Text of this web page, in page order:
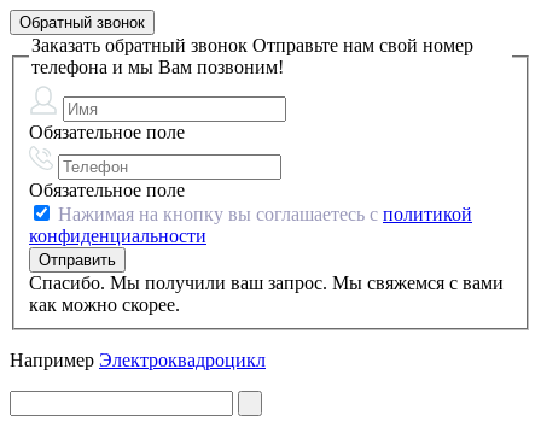
Обратный звонок
Заказать обратный звонок Отправьте нам свой номер
телефона и мы Вам позвоним!
Обязательное поле
Обязательное поле
Нажимая на кнопку вы соглашаетесь с политикой
конфиденциальности
Спасибо. Мы получили ваш запрос. Мы свяжемся с вами
как можно скорее.
Например Электроквадроцикл